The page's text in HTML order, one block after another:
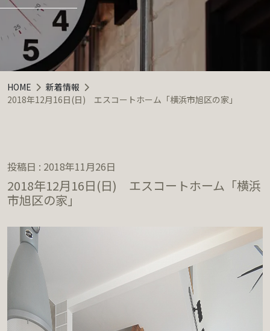
HOME
新着情報
2018年12月16日(日) エスコートホーム「横浜市旭区の家」
投稿日 : 2018年11月26日
2018年12月16日(日) エスコートホーム「横浜
市旭区の家」